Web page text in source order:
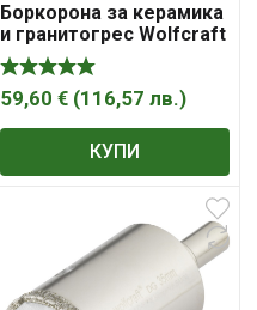
Боркорона за керамика
и гранитогрес Wolfcraft
с диамантена посипка с
резба М14х2 68 мм, 45
мм
59,60 € (116,57 лв.)
КУПИ